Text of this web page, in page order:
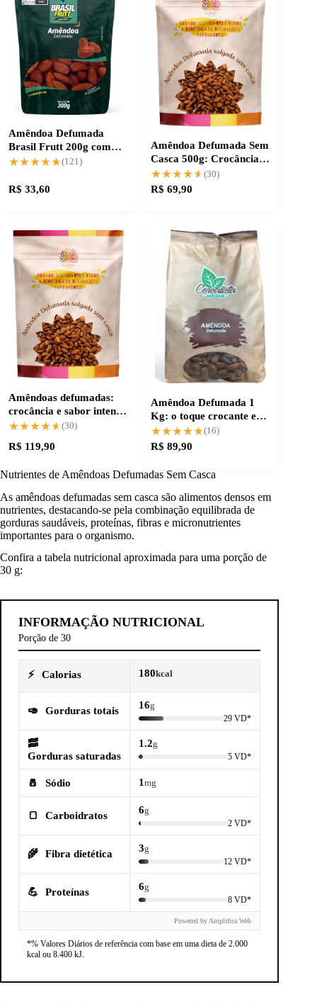
Amêndoa Defumada
Brasil Frutt 200g com
entrega grátis
★★★★★
★★★★★ (121)
R$ 33,60
Amêndoa Defumada Sem
Casca 500g: Crocância e
Sabor Intenso
★★★★★
★★★★★(30)
R$ 69,90
Amêndoas defumadas:
crocância e sabor intenso
para suas receitas
★★★★★
★★★★★ (30)
R$ 119,90
Amêndoa Defumada 1
Kg: o toque crocante e
sabor único
★★★★★
★★★★★(16)
R$ 89,90
Nutrientes de Amêndoas Defumadas Sem Casca
As amêndoas defumadas sem casca são alimentos densos em
nutrientes, destacando-se pela combinação equilibrada de
gorduras saudáveis, proteínas, fibras e micronutrientes
importantes para o organismo.
Confira a tabela nutricional aproximada para uma porção de
30 g:
INFORMAÇÃO NUTRICIONAL
Porção de 30
⚡ Calorias 180kcal
🥑 Gorduras totais 16g
29 VD*
🥓
Gorduras saturadas
1.2g
5 VD*
🧂 Sódio 1 mg
🍞 Carboidratos 6g
2 VD*
🌾 Fibra dietética 3g
12 VD*
💪 Proteínas 6g
8 VD*
Powered by Amplifica Web
*% Valores Diários de referência com base em uma dieta de 2.000
kcal ou 8.400 kJ.